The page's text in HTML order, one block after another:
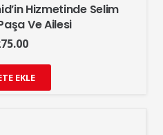
Hizmetinde Selim
Ve Ailesi
EKLE